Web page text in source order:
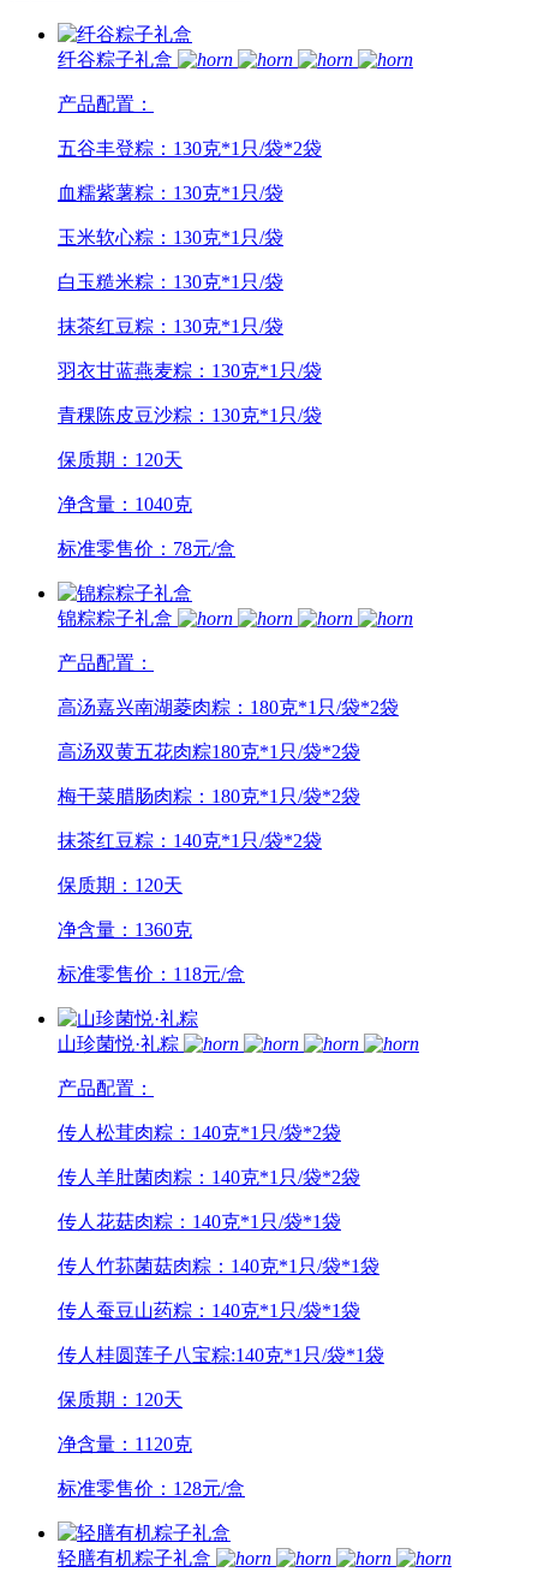
纤谷粽子礼盒
产品配置：
五谷丰登粽：130克*1只/袋*2袋
血糯紫薯粽：130克*1只/袋
玉米软心粽：130克*1只/袋
白玉糙米粽：130克*1只/袋
抹茶红豆粽：130克*1只/袋
羽衣甘蓝燕麦粽：130克*1只/袋
青稞陈皮豆沙粽：130克*1只/袋
保质期：120天
净含量：1040克
标准零售价：78元/盒
锦粽粽子礼盒
产品配置：
高汤嘉兴南湖菱肉粽：180克*1只/袋*2袋
高汤双黄五花肉粽180克*1只/袋*2袋
梅干菜腊肠肉粽：180克*1只/袋*2袋
抹茶红豆粽：140克*1只/袋*2袋
保质期：120天
净含量：1360克
标准零售价：118元/盒
山珍菌悦·礼粽
产品配置：
传人松茸肉粽：140克*1只/袋*2袋
传人羊肚菌肉粽：140克*1只/袋*2袋
传人花菇肉粽：140克*1只/袋*1袋
传人竹荪菌菇肉粽：140克*1只/袋*1袋
传人蚕豆山药粽：140克*1只/袋*1袋
传人桂圆莲子八宝粽:140克*1只/袋*1袋
保质期：120天
净含量：1120克
标准零售价：128元/盒
轻膳有机粽子礼盒